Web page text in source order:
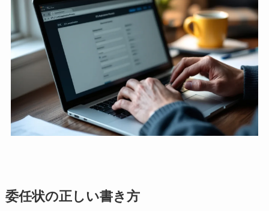
委任状の正しい書き方